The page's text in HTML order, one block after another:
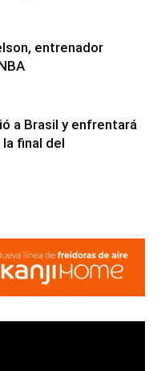
entrenador
a Brasil y enfrentará
final del